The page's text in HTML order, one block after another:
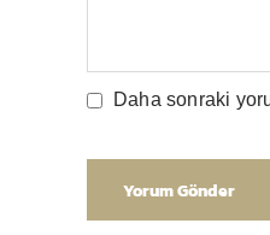
Daha sonraki